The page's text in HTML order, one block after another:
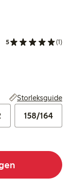
5 (1)
Storleksguide
158/164